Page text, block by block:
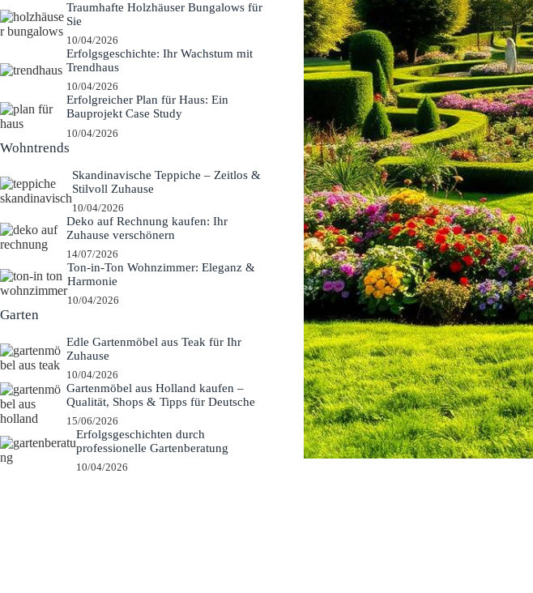
Traumhafte Holzhäuser Bungalows für
Sie
10/04/2026
Erfolgsgeschichte: Ihr Wachstum mit
Trendhaus
10/04/2026
Erfolgreicher Plan für Haus: Ein
Bauprojekt Case Study
10/04/2026
Wohntrends
Skandinavische Teppiche – Zeitlos &
Stilvoll Zuhause
10/04/2026
Deko auf Rechnung kaufen: Ihr
Zuhause verschönern
14/07/2026
Ton-in-Ton Wohnzimmer: Eleganz &
Harmonie
10/04/2026
Garten
Edle Gartenmöbel aus Teak für Ihr
Zuhause
10/04/2026
Gartenmöbel aus Holland kaufen –
Qualität, Shops & Tipps für Deutsche
15/06/2026
Erfolgsgeschichten durch
professionelle Gartenberatung
10/04/2026